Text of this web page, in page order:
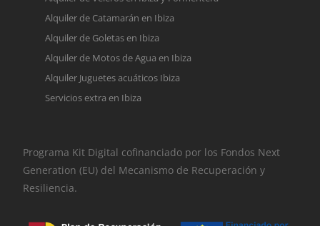
Alquiler de Catamarán en Ibiza
Alquiler de Goletas en Ibiza
Alquiler de Motos de Agua en Ibiza
Alquiler Juguetes acuáticos Ibiza
Servicios extra en Ibiza
Programa Kit Digital cofinanciado por los Fondos Next
Generation (EU) del Mecanismo de Recuperación y
Resiliencia.